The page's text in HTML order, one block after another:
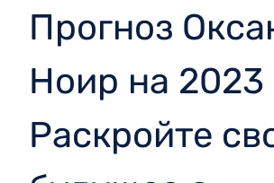
Прогноз
Ноир на 2023
Раскройте